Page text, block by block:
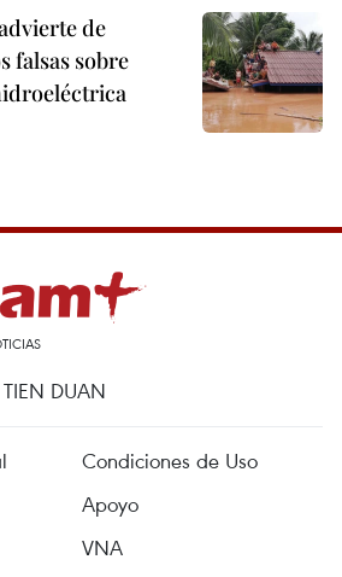
de
falsas sobre
DUAN
Condiciones de Uso
Apoyo
VNA